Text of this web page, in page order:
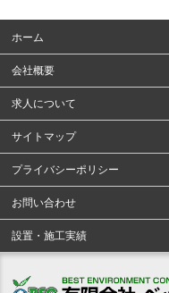
ホーム
会社概要
求人について
サイトマップ
プライバシーポリシー
お問い合わせ
設置・施工実績